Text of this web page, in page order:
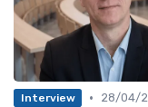
Interview •
28/04/